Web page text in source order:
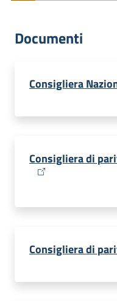
Argomenti
Seguici
Documenti
Consigliera
Consigliera di
Consigliera di